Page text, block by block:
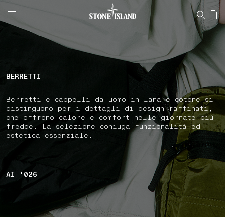
NAVIGATION.ARIA.GOTOMAINCONTENT
LABEL.SHOPPINGCOUNTRY ITALIA
BERRETTI
Berretti e cappelli da uomo in lana e cotone si
distinguono per i dettagli di design raffinati,
che offrono calore e comfort nelle giornate più
fredde. La selezione coniuga funzionalità ed
estetica essenziale.
AI '026